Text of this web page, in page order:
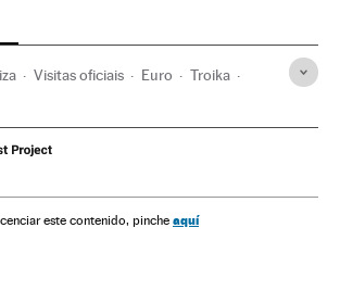
Visitas oficiais Euro Troika
Comissão Europeia
financeira Europa Leste
este contenido, pinche aquí